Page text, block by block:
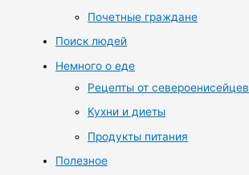
Почетные граждане
Поиск людей
Немного о еде
Рецепты от североенисейцев
Кухни и диеты
Продукты питания
Полезное